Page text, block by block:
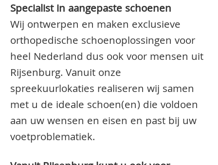
Specialist in aangepaste schoenen
Wij ontwerpen en maken exclusieve
orthopedische schoenoplossingen voor
heel Nederland dus ook voor mensen uit
Rijsenburg. Vanuit onze
spreekuurlokaties realiseren wij samen
met u de ideale schoen(en) die voldoen
aan uw wensen en eisen en past bij uw
voetproblematiek.